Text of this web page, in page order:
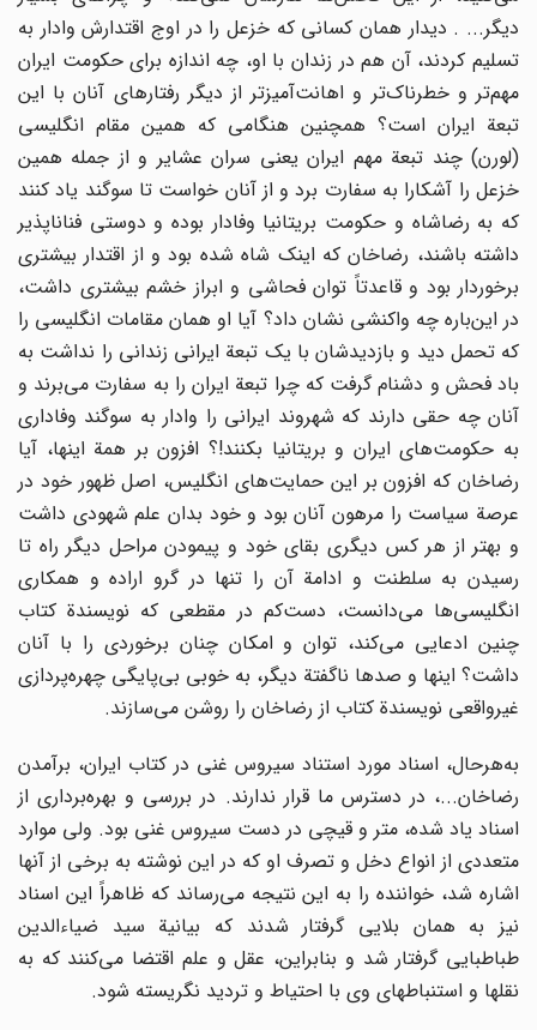
دیگر... . دیدار همان کسانی که خزعل را در اوج اقتدارش وادار به
تسلیم کردند، آن هم در زندان با او، چه اندازه برای حکومت ایران
مهم‌تر و خطرناک‌تر و اهانت‌آمیزتر از دیگر رفتارهای آنان با این
تبعة ایران است؟ همچنین هنگامی که همین مقام انگلیسی
(لورن) چند تبعة مهم ایران یعنی سران عشایر و از جمله همین
خزعل را آشکارا به سفارت برد و از آنان خواست تا سوگند یاد کنند
که به رضاشاه و حکومت بریتانیا وفادار بوده و دوستی فناناپذیر
داشته باشند، رضاخان که اینک شاه شده بود و از اقتدار بیشتری
برخوردار بود و قاعدتاً توان فحاشی و ابراز خشم بیشتری داشت،
در این‌باره چه واکنشی نشان داد؟ آیا او همان مقامات انگلیسی را
که تحمل دید و بازدیدشان با یک تبعة ایرانی زندانی را نداشت به
باد فحش و دشنام گرفت که چرا تبعة ایران را به سفارت می‌برند و
آنان چه حقی دارند که شهروند ایرانی را وادار به سوگند وفاداری
به حکومت‌های ایران و بریتانیا بکنند!؟ افزون بر همة اینها، آیا
رضاخان که افزون بر این حمایت‌های انگلیس، اصل ظهور خود در
عرصة سیاست را مرهون آنان بود و خود بدان علم شهودی داشت
و بهتر از هر کس دیگری بقای خود و پیمودن مراحل دیگر راه تا
رسیدن به سلطنت و ادامة آن را تنها در گرو اراده و همکاری
انگلیسی‌ها می‌دانست، دست‌کم در مقطعی که نویسندة کتاب
چنین ادعایی می‌کند، توان و امکان چنان برخوردی را با آنان
داشت؟ اینها و صدها ناگفتة دیگر، به خوبی بی‌پایگی چهره‌پردازی
غیرواقعی نویسندة کتاب از رضاخان را روشن می‌سازند.
به‌هرحال، اسناد مورد استناد سیروس غنی در کتاب ایران، برآمدن
رضاخان...، در دسترس ما قرار ندارند. در بررسی و بهره‌برداری از
اسناد یاد شده، متر و قیچی در دست سیروس غنی بود. ولی موارد
متعددی از انواع دخل و تصرف او که در این نوشته به برخی از آنها
اشاره شد، خواننده را به این نتیجه می‌رساند که ظاهراً این اسناد
نیز به همان بلایی گرفتار شدند که بیانیة سید ضیاء‌الدین
طباطبایی گرفتار شد و بنابراین، عقل و علم اقتضا می‌کنند که به
نقلها و استنباطهای وی با احتیاط و تردید نگریسته شود.